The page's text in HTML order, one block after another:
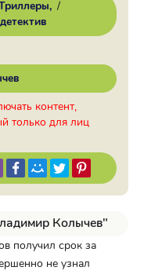
/
контент,
только для лиц
Колычев"
получил срок за
не узнал